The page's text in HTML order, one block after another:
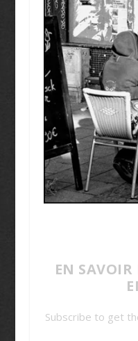
EN SAVOIR
Subscribe to get